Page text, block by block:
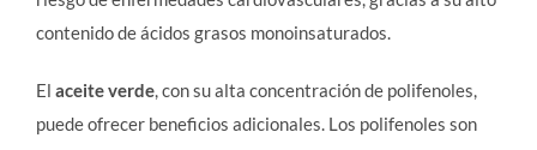
contenido de ácidos grasos monoinsaturados.
El aceite verde, con su alta concentración de polifenoles,
puede ofrecer beneficios adicionales. Los polifenoles son